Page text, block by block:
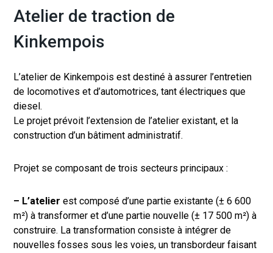
Atelier de traction de
Kinkempois
L’atelier de Kinkempois est destiné à assurer l’entretien
de locomotives et d’automotrices, tant électriques que
diesel.
Le projet prévoit l’extension de l’atelier existant, et la
construction d’un bâtiment administratif.
Projet se composant de trois secteurs principaux :
– L’atelier est composé d’une partie existante (± 6 600
m²) à transformer et d’une partie nouvelle (± 17 500 m²) à
construire. La transformation consiste à intégrer de
nouvelles fosses sous les voies, un transbordeur faisant